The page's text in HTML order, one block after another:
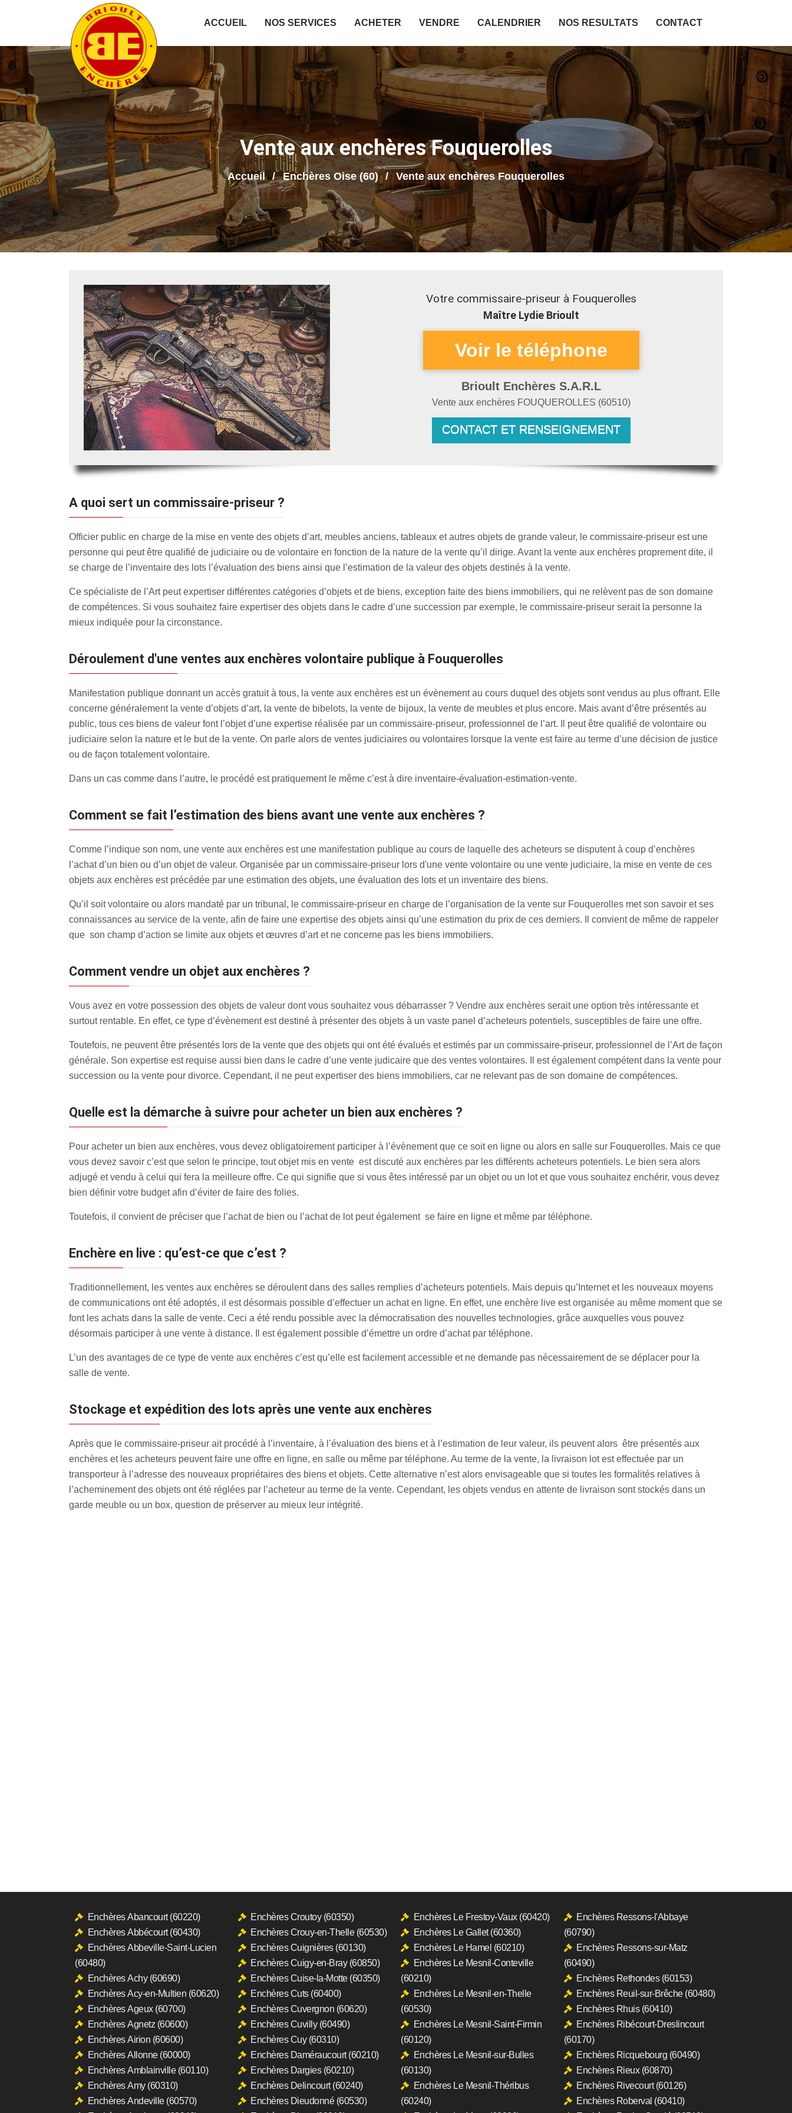
ACCUEIL NOS SERVICES ACHETER VENDRE CALENDRIER NOS RESULTATS CONTACT
Vente aux enchères Fouquerolles
Accueil Enchères Oise (60) Vente aux enchères Fouquerolles
Votre commissaire-priseur à Fouquerolles
Maître Lydie Brioult
Brioult Enchères S.A.R.L
Vente aux enchères FOUQUEROLLES (60510)
CONTACT ET RENSEIGNEMENT
A quoi sert un commissaire-priseur ?
Officier public en charge de la mise en vente des objets d’art, meubles anciens, tableaux et autres objets de grande valeur, le commissaire-priseur est une
personne qui peut être qualifié de judiciaire ou de volontaire en fonction de la nature de la vente qu’il dirige. Avant la vente aux enchères proprement dite, il
se charge de l’inventaire des lots l’évaluation des biens ainsi que l’estimation de la valeur des objets destinés à la vente.
Ce spécialiste de l’Art peut expertiser différentes catégories d’objets et de biens, exception faite des biens immobiliers, qui ne relèvent pas de son domaine
de compétences. Si vous souhaitez faire expertiser des objets dans le cadre d’une succession par exemple, le commissaire-priseur serait la personne la
mieux indiquée pour la circonstance.
Déroulement d'une ventes aux enchères volontaire publique à Fouquerolles
Manifestation publique donnant un accès gratuit à tous, la vente aux enchères est un évènement au cours duquel des objets sont vendus au plus offrant. Elle
concerne généralement la vente d’objets d’art, la vente de bibelots, la vente de bijoux, la vente de meubles et plus encore. Mais avant d’être présentés au
public, tous ces biens de valeur font l’objet d’une expertise réalisée par un commissaire-priseur, professionnel de l’art. Il peut être qualifié de volontaire ou
judiciaire selon la nature et le but de la vente. On parle alors de ventes judiciaires ou volontaires lorsque la vente est faire au terme d’une décision de justice
ou de façon totalement volontaire.
Dans un cas comme dans l’autre, le procédé est pratiquement le même c’est à dire inventaire-évaluation-estimation-vente.
Comment se fait l’estimation des biens avant une vente aux enchères ?
Comme l’indique son nom, une vente aux enchères est une manifestation publique au cours de laquelle des acheteurs se disputent à coup d’enchères
l’achat d’un bien ou d’un objet de valeur. Organisée par un commissaire-priseur lors d'une vente volontaire ou une vente judiciaire, la mise en vente de ces
objets aux enchères est précédée par une estimation des objets, une évaluation des lots et un inventaire des biens.
Qu’il soit volontaire ou alors mandaté par un tribunal, le commissaire-priseur en charge de l’organisation de la vente sur Fouquerolles met son savoir et ses
connaissances au service de la vente, afin de faire une expertise des objets ainsi qu’une estimation du prix de ces derniers. Il convient de même de rappeler
que son champ d’action se limite aux objets et œuvres d’art et ne concerne pas les biens immobiliers.
Comment vendre un objet aux enchères ?
Vous avez en votre possession des objets de valeur dont vous souhaitez vous débarrasser ? Vendre aux enchères serait une option très intéressante et
surtout rentable. En effet, ce type d’évènement est destiné à présenter des objets à un vaste panel d’acheteurs potentiels, susceptibles de faire une offre.
Toutefois, ne peuvent être présentés lors de la vente que des objets qui ont été évalués et estimés par un commissaire-priseur, professionnel de l’Art de façon
générale. Son expertise est requise aussi bien dans le cadre d’une vente judicaire que des ventes volontaires. Il est également compétent dans la vente pour
succession ou la vente pour divorce. Cependant, il ne peut expertiser des biens immobiliers, car ne relevant pas de son domaine de compétences.
Quelle est la démarche à suivre pour acheter un bien aux enchères ?
Pour acheter un bien aux enchères, vous devez obligatoirement participer à l’évènement que ce soit en ligne ou alors en salle sur Fouquerolles. Mais ce que
vous devez savoir c’est que selon le principe, tout objet mis en vente est discuté aux enchères par les différents acheteurs potentiels. Le bien sera alors
adjugé et vendu à celui qui fera la meilleure offre. Ce qui signifie que si vous êtes intéressé par un objet ou un lot et que vous souhaitez enchérir, vous devez
bien définir votre budget afin d’éviter de faire des folies.
Toutefois, il convient de préciser que l’achat de bien ou l’achat de lot peut également se faire en ligne et même par téléphone.
Enchère en live : qu’est-ce que c’est ?
Traditionnellement, les ventes aux enchères se déroulent dans des salles remplies d’acheteurs potentiels. Mais depuis qu’Internet et les nouveaux moyens
de communications ont été adoptés, il est désormais possible d’effectuer un achat en ligne. En effet, une enchère live est organisée au même moment que se
font les achats dans la salle de vente. Ceci a été rendu possible avec la démocratisation des nouvelles technologies, grâce auxquelles vous pouvez
désormais participer à une vente à distance. Il est également possible d’émettre un ordre d’achat par téléphone.
L’un des avantages de ce type de vente aux enchères c’est qu’elle est facilement accessible et ne demande pas nécessairement de se déplacer pour la
salle de vente.
Stockage et expédition des lots après une vente aux enchères
Après que le commissaire-priseur ait procédé à l’inventaire, à l’évaluation des biens et à l’estimation de leur valeur, ils peuvent alors être présentés aux
enchères et les acheteurs peuvent faire une offre en ligne, en salle ou même par téléphone. Au terme de la vente, la livraison lot est effectuée par un
transporteur à l’adresse des nouveaux propriétaires des biens et objets. Cette alternative n’est alors envisageable que si toutes les formalités relatives à
l’acheminement des objets ont été réglées par l’acheteur au terme de la vente. Cependant, les objets vendus en attente de livraison sont stockés dans un
garde meuble ou un box, question de préserver au mieux leur intégrité.
Enchères Abancourt (60220)
Enchères Abbécourt (60430)
Enchères Abbeville-Saint-Lucien
(60480)
Enchères Achy (60690)
Enchères Acy-en-Multien (60620)
Enchères Ageux (60700)
Enchères Agnetz (60600)
Enchères Airion (60600)
Enchères Allonne (60000)
Enchères Amblainville (60110)
Enchères Amy (60310)
Enchères Andeville (60570)
Enchères Croutoy (60350)
Enchères Crouy-en-Thelle (60530)
Enchères Cuignières (60130)
Enchères Cuigy-en-Bray (60850)
Enchères Cuise-la-Motte (60350)
Enchères Cuts (60400)
Enchères Cuvergnon (60620)
Enchères Cuvilly (60490)
Enchères Cuy (60310)
Enchères Daméraucourt (60210)
Enchères Dargies (60210)
Enchères Delincourt (60240)
Enchères Dieudonné (60530)
Enchères Le Frestoy-Vaux (60420)
Enchères Le Gallet (60360)
Enchères Le Hamel (60210)
Enchères Le Mesnil-Conteville
(60210)
Enchères Le Mesnil-en-Thelle
(60530)
Enchères Le Mesnil-Saint-Firmin
(60120)
Enchères Le Mesnil-sur-Bulles
(60130)
Enchères Le Mesnil-Théribus
(60240)
Enchères Ressons-l'Abbaye
(60790)
Enchères Ressons-sur-Matz
(60490)
Enchères Rethondes (60153)
Enchères Reuil-sur-Brêche (60480)
Enchères Rhuis (60410)
Enchères Ribécourt-Dreslincourt
(60170)
Enchères Ricquebourg (60490)
Enchères Rieux (60870)
Enchères Rivecourt (60126)
Enchères Roberval (60410)